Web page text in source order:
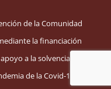
de la Comunidad
la financiación
a la solvencia
de la Covid-19